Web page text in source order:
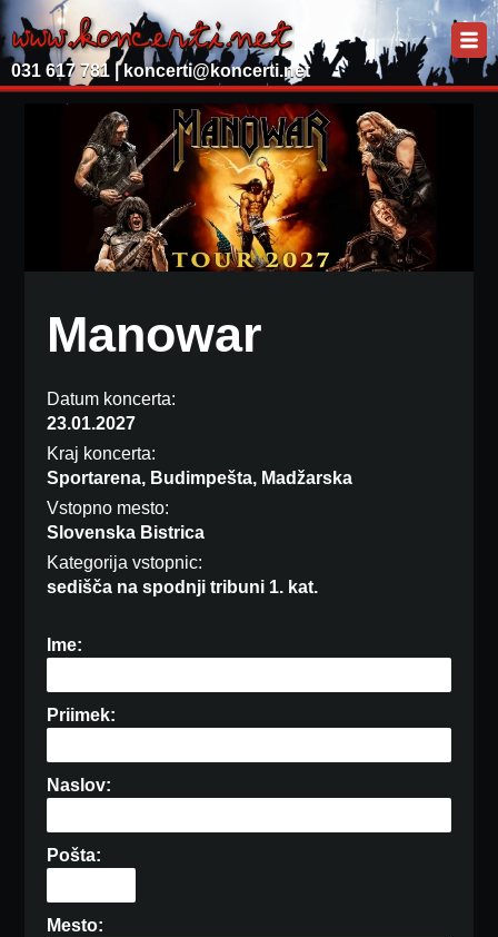
031 617 781 | koncerti@koncerti.net
Manowar
Datum koncerta:
23.01.2027
Kraj koncerta:
Sportarena, Budimpešta, Madžarska
Vstopno mesto:
Slovenska Bistrica
Kategorija vstopnic:
sedišča na spodnji tribuni 1. kat.
Ime:
Priimek:
Naslov:
Pošta:
Mesto: